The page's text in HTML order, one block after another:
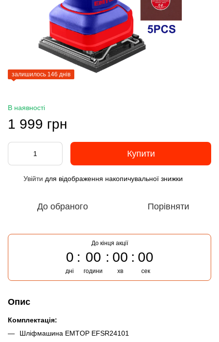
залишилось 146 днів
В наявності
1 999 грн
Купити
Увійти для відображення накопичувальної знижки
До обраного Порівняти
До кінця акції
0
дні
00
години
00
хв
00
сек
Опис
Комплектація:
Шліфмашина EMTOP EFSR24101